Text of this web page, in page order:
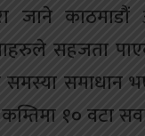
जाने
सहजता
समस्या समाधान
१० वटा